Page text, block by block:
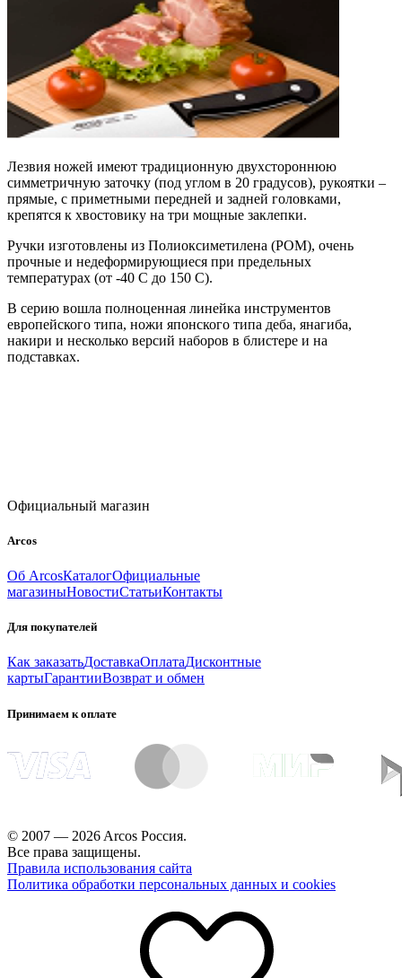
Лезвия ножей имеют традиционную двухстороннюю
симметричную заточку (под углом в 20 градусов), рукоятки –
прямые, с приметными передней и задней головками,
крепятся к хвостовику на три мощные заклепки.
Ручки изготовлены из Полиоксиметилена (POM), очень
прочные и недеформирующиеся при предельных
температурах (от -40 C до 150 C).
В серию вошла полноценная линейка инструментов
европейского типа, ножи японского типа деба, янагиба,
накири и несколько версий наборов в блистере и на
подставках.
Официальный магазин
Arcos
Об ArcosКаталогОфициальные
магазиныНовостиСтатьиКонтакты
Для покупателей
Как заказатьДоставкаОплатаДисконтные
картыГарантииВозврат и обмен
Принимаем к оплате
© 2007 — 2026 Arcos Россия.
Все права защищены.
Правила использования сайта
Политика обработки персональных данных и cookies